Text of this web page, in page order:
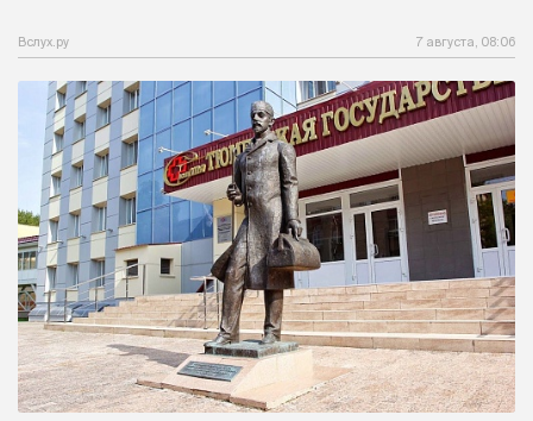
Вслух.ру 7 августа, 08:06